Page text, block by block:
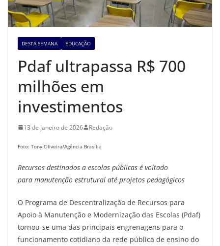
DESTA SEMANA EDUCAÇÃO
Pdaf ultrapassa R$ 700
milhões em
investimentos
13 de janeiro de 2026 Redação
Foto: Tony Oliveira/Agência Brasília
Recursos destinados a escolas públicas é voltado
para manutenção estrutural até projetos pedagógicos
O Programa de Descentralização de Recursos para
Apoio à Manutenção e Modernização das Escolas (Pdaf)
tornou-se uma das principais engrenagens para o
funcionamento cotidiano da rede pública de ensino do